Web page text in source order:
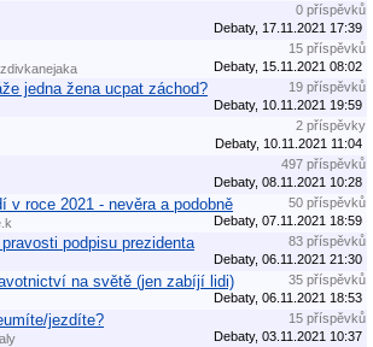
0 příspěvků
Debaty, 17.11.2021 17:39
15 příspěvků
Debaty, 15.11.2021 08:02
jedna žena ucpat záchod?
19 příspěvků
Debaty, 10.11.2021 19:59
2 příspěvky
Debaty, 10.11.2021 11:04
497 příspěvků
Debaty, 08.11.2021 10:28
v roce 2021 - nevěra a podobně
50 příspěvků
Debaty, 07.11.2021 18:59
podpisu prezidenta
83 příspěvků
Debaty, 06.11.2021 21:30
na světě (jen zabíjí lidi)
35 příspěvků
Debaty, 06.11.2021 18:53
jezdíte?
15 příspěvků
Debaty, 03.11.2021 10:37